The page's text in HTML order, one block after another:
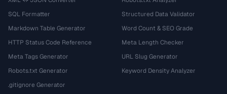
SQL Formatter
Markdown Table Generator
HTTP Status Code Reference
Meta Tags Generator
Robots.txt Generator
.gitignore Generator
Structured Data Validator
Word Count & SEO Grade
Meta Length Checker
URL Slug Generator
Keyword Density Analyzer